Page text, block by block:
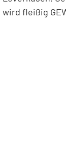
wird fleißig